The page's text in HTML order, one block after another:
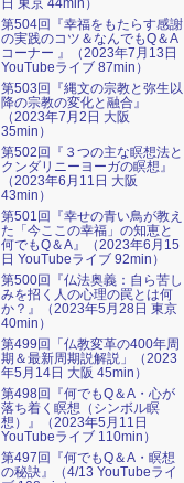
日 東京 44min）
第504回『幸福をもたらす感謝
の実践のコツ＆なんでもQ＆A
コーナー 』（2023年7月13日
YouTubeライブ 87min）
第503回『縄文の宗教と弥生以
降の宗教の変化と融合』
（2023年7月2日 大阪
35min）
第502回『３つの主な瞑想法と
クンダリニーヨーガの瞑想』
（2023年6月11日 大阪
43min）
第501回『幸せの青い鳥が教え
た「今ここの幸福」の知恵と
何でもQ＆A』（2023年6月15
日 YouTubeライブ 92min）
第500回『仏法奥義：自ら苦し
みを招く人の心理の罠とは何
か？』（2023年5月28日 東京
40min）
第499回「仏教変革の400年周
期＆最新周期説解説」（2023
年5月14日 大阪 45min）
第498回『何でもQ＆A・心が
落ち着く瞑想（シンボル瞑
想）』（2023年5月11日
YouTubeライブ 110min）
第497回『何でもQ＆A・瞑想
の秘訣』（4/13 YouTubeライ